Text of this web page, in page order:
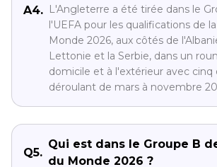
A4. L'Angleterre a été tirée dans le
l'UEFA pour les qualifications de
Monde 2026, aux côtés de
Lettonie et la Serbie, dans un
domicile et à l'extérieur avec cinq
déroulant de mars à novembre
Q5.
Qui est dans le Groupe B
du Monde 2026 ?